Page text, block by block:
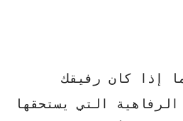
إذا كان رفيقك
التي يستحقها